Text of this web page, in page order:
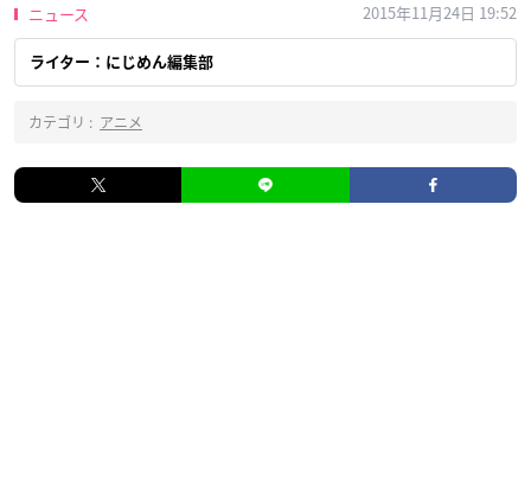
ニュース 2015年11月24日 19:52
ライター：にじめん編集部
カテゴリ : アニメ